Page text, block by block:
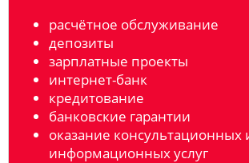
расчётное обслуживание
депозиты
зарплатные проекты
интернет-банк
кредитование
банковские гарантии
оказание консультационных
информационных услуг